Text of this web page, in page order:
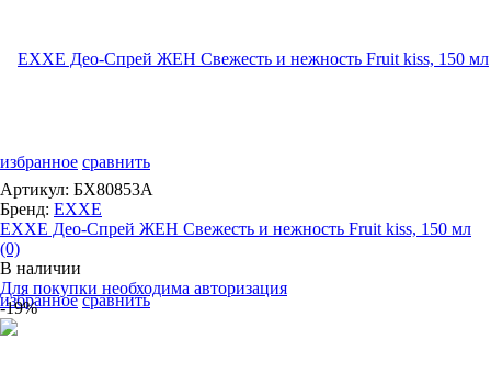
избранное сравнить
избранное сравнить
Артикул: БХ80853А
Бренд: EXXE
EXXE Део-Спрей ЖЕН Свежесть и нежность Fruit kiss, 150 мл
(0)
В наличии
Для покупки необходима авторизация
-19%